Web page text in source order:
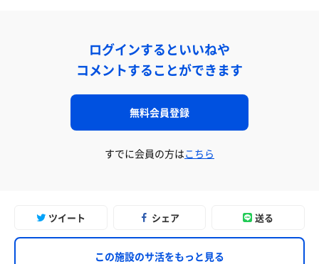
ログインするといいねや
コメントすることができます
無料会員登録
すでに会員の方はこちら
ツイート シェア 送る
この施設のサ活をもっと見る